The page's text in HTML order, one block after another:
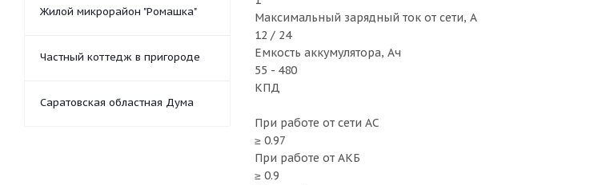
Максимальный зарядный ток от сети, А
12 / 24
Емкость аккумулятора, Ач
55 - 480
КПД
При работе от сети АС
≥ 0.97
При работе от АКБ
≥ 0.9
Жилой микрорайон "Ромашка"
Частный коттедж в пригороде
Саратовская областная Дума